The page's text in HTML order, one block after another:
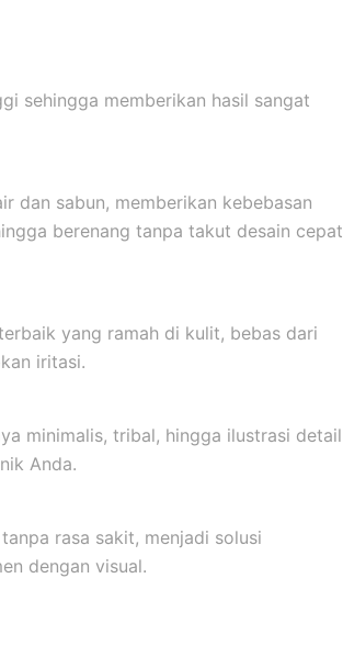
sehingga memberikan hasil sangat
dan sabun, memberikan kebebasan
berenang tanpa takut desain cepat
yang ramah di kulit, bebas dari
iritasi.
minimalis, tribal, hingga ilustrasi detail
Anda.
rasa sakit, menjadi solusi
dengan visual.